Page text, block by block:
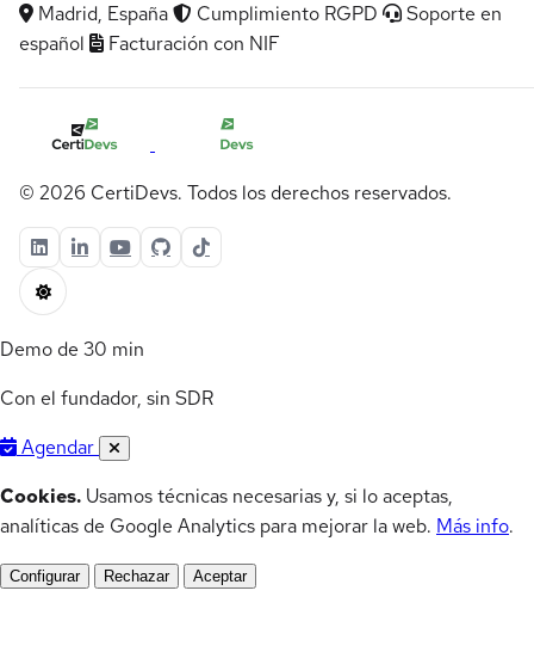
Madrid, España Cumplimiento RGPD
Soporte en
español
Facturación con NIF
© 2026 CertiDevs. Todos los derechos reservados.
Demo de 30 min
Con el fundador, sin SDR
Agendar
Cookies. Usamos técnicas necesarias y, si lo aceptas,
analíticas de Google Analytics para mejorar la web. Más info.
Configurar Rechazar Aceptar